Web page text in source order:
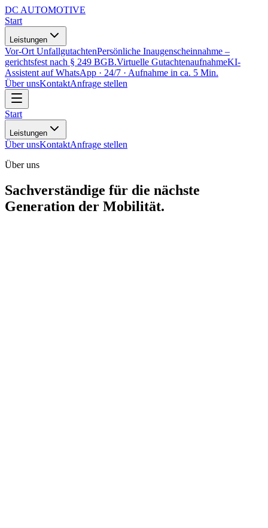
DC AUTOMOTIVE
Start
Leistungen
Vor-Ort UnfallgutachtenPersönliche Inaugenscheinnahme –
gerichtsfest nach § 249 BGB.Virtuelle GutachtenaufnahmeKI-
Assistent auf WhatsApp · 24/7 · Aufnahme in ca. 5 Min.
Über unsKontaktAnfrage stellen
Start
Leistungen
Über unsKontaktAnfrage stellen
Über uns
Sachverständige für die nächste
Generation der Mobilität.